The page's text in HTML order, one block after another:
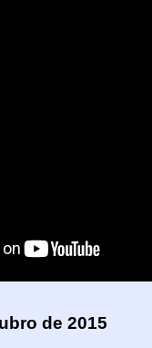
de 2015